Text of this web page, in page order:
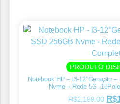
PRODUTO
Notebook HP – i3-12°Geração
Nvme – Rede 5G -
R$2,199.00 R$